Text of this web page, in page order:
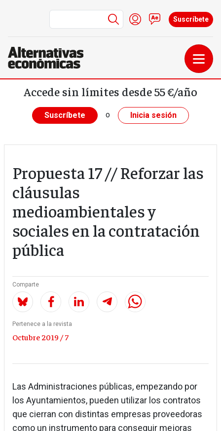
Pasar al contenido principal
Menú de cuenta de
Iniciar sesión
Contacto
Suscríbete
Accede sin límites desde 55 €/año
Suscríbete o Inicia sesión
Propuesta 17 // Reforzar las
cláusulas
medioambientales y
sociales en la contratación
pública
Comparte
Pertenece a la revista
Octubre 2019 / 7
Las Administraciones públicas, empezando por
los Ayuntamientos, pueden utilizar los contratos
que cierran con distintas empresas proveedoras
como un instrumento para conseguir mejoras